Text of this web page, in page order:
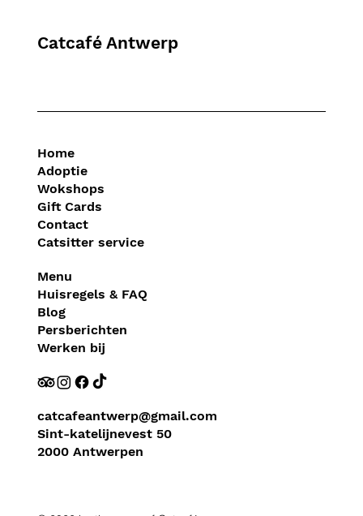
Catcafé Antwerp
catcafeantwerp@gmail.com
Sint-katelijnevest 50
2000 Antwerpen
Home
Adoptie
Wokshops
Gift Cards
Contact
Catsitter service
Menu
Huisregels & FAQ
Blog
Persberichten
Werken bij